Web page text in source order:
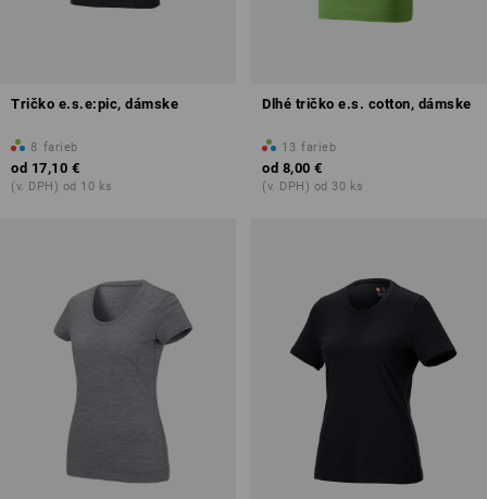
Tričko e.s.e:pic, dámske
8 farieb
od 17,10 €
(v. DPH) od 10 ks
Dlhé tričko e.s. cotton, dámske
13 farieb
od 8,00 €
(v. DPH) od 30 ks